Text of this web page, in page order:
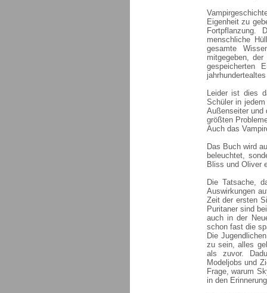
Eigenheit zu
menschliche
gesamte
mitgegeben,
gespeicherten
Leider ist dies
Schüler in
Außenseiter und
größten
Auch das
Das Buch wird
beleuchtet,
Bliss und Oliver
Die Tatsache,
Auswirkungen
Zeit der ersten
Puritaner sind
auch in der
schon fast die
Die
zu sein, alles
als zuvor.
Modeljobs und
Frage, warum
in den